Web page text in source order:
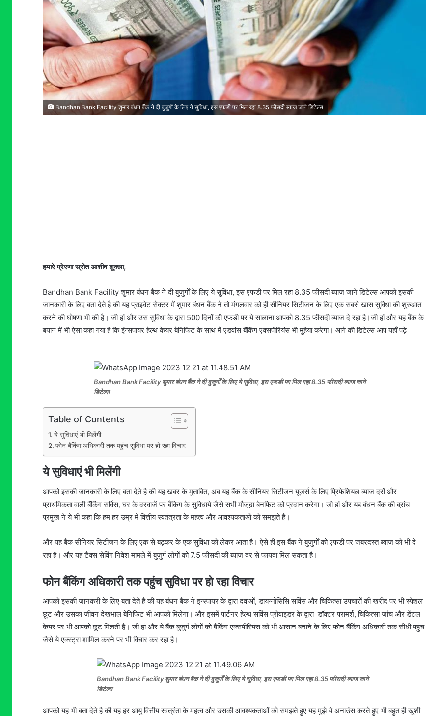
Bandhan Bank Facility शुमार बंधन बैंक ने दी बुजुर्गों के लिए ये सुविधा, इस एफडी पर मिल रहा 8.35 फीसदी ब्याज जाने डिटेल्स
हमारे प्रेरणा स्रोत आशीष शुक्ला,
Bandhan Bank Facility शुमार बंधन बैंक ने दी बुजुर्गों के लिए ये सुविधा, इस एफडी पर मिल रहा 8.35 फीसदी ब्याज जाने डिटेल्स आपको इसकी
जानकारी के लिए बता देते है की यह प्राइवेट सेक्टर में शुमार बंधन बैंक ने तो मंगलवार को ही सीनियर सिटीजन के लिए एक सबसे खास सुविधा की शुरुआत
करने की घोषणा भी की है। जी हां और उस सुविधा के द्वारा 500 दिनों की एफडी पर ये सालाना आपको 8.35 फीसदी ब्याज दे रहा है।जी हां और यह बैंक के
बयान में भी ऐसा कहा गया है कि इंन्सपायर हेल्थ केयर बेनिफिट के साथ में एडवांस बैंकिंग एक्सपीरियंस भी मुहैया करेगा। आगे की डिटेल्स आप यहाँ पढ़े
Bandhan Bank Facility शुमार बंधन बैंक ने दी बुजुर्गों के लिए ये सुविधा, इस एफडी पर मिल रहा 8.35 फीसदी ब्याज जाने
डिटेल्स
Table of Contents
ये सुविधाएं भी मिलेंगी
फोन बैंकिंग अधिकारी तक पहुंच सुविधा पर हो रहा विचार
ये सुविधाएं भी मिलेंगी
आपको इसकी जानकारी के लिए बता देते है की यह खबर के मुताबित, अब यह बैंक के सीनियर सिटीजन यूजर्स के लिए प्रिफेशियल ब्याज दरों और
प्राथमिकता वाली बैंकिंग सर्विस, घर के दरवाजें पर बैंकिग के सुविधाये जैसे सभी मौजूदा बेनफिट को प्रदान करेगा। जी हां और यह बंधन बैंक की ब्रांच
प्रमुख ने ये भी कहा कि हम हर उम्र में वित्तीय स्वतंत्रता के महत्व और आवश्यकताओं को समझते हैं।
और यह बैंक सीनियर सिटीजन के लिए एक से बढ़कर के एक सुविधा को लेकर आता है। ऐसे ही इस बैंक ने बुजुर्गों को एफडी पर जबरदस्त ब्याज को भी दे
रहा है। और यह टैक्स सेविंग निवेश मामले में बुजुर्ग लोगों को 7.5 फीसदी की ब्याज दर से फायदा मिल सकता है।
फोन बैंकिंग अधिकारी तक पहुंच सुविधा पर हो रहा विचार
आपको इसकी जानकरी के लिए बता देते है की यह बंधन बैंक ने इन्स्पायर के द्वारा दवाओं, डायग्नोसिसि सर्विस और चिकित्सा उपचारों की खरीद पर भी स्पेशल
छूट और उसका जीवन देखभाल बेनिफिट भी आपको मिलेगा। और इसमें पार्टनर हेल्थ सर्विस प्रोवाइडर के द्वारा डॉक्टर परामर्श, चिकित्सा जांच और डेंटल
केयर पर भी आपको छूट मिलती है। जी हां और ये बैंक बुजुर्ग लोगों को बैंकिंग एक्सपीरियंस को भी आसान बनाने के लिए फोन बैंकिंग अधिकारी तक सीधी पहुंच
जैसे ये एक्स्ट्रा शामिल करने पर भी विचार कर रहा है।
Bandhan Bank Facility शुमार बंधन बैंक ने दी बुजुर्गों के लिए ये सुविधा, इस एफडी पर मिल रहा 8.35 फीसदी ब्याज जाने
डिटेल्स
आपको यह भी बता देते है की यह हर आयु वित्तीय स्वत्रंता के महत्व और उसकी आवश्यकताओं को समझते हुए यह मुझे ये अनाउंस करते हुए भी बहुत ही खुशी